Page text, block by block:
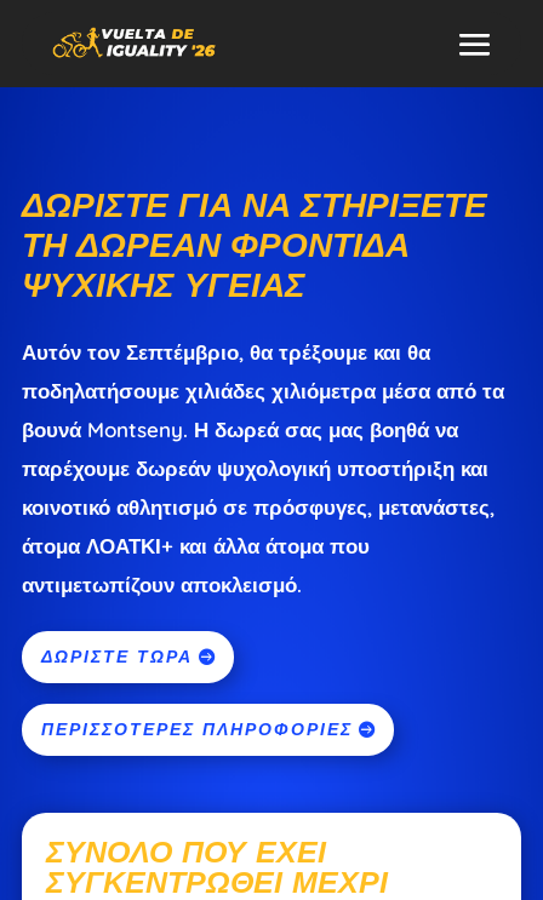
ΔΩΡΊΣΤΕ ΓΙΑ ΝΑ ΣΤΗΡΊΞΕΤΕ
ΤΗ ΔΩΡΕΆΝ ΦΡΟΝΤΊΔΑ
ΨΥΧΙΚΉΣ ΥΓΕΊΑΣ
Αυτόν τον Σεπτέμβριο, θα τρέξουμε και θα
ποδηλατήσουμε χιλιάδες χιλιόμετρα μέσα από τα
βουνά Montseny. Η δωρεά σας μας βοηθά να
παρέχουμε δωρεάν ψυχολογική υποστήριξη και
κοινοτικό αθλητισμό σε πρόσφυγες, μετανάστες,
άτομα ΛΟΑΤΚΙ+ και άλλα άτομα που
αντιμετωπίζουν αποκλεισμό.
ΔΩΡΊΣΤΕ ΤΏΡΑ
ΠΕΡΙΣΣΌΤΕΡΕΣ ΠΛΗΡΟΦΟΡΊΕΣ
ΣΎΝΟΛΟ ΠΟΥ ΈΧΕΙ
ΣΥΓΚΕΝΤΡΩΘΕΊ ΜΈΧΡΙ